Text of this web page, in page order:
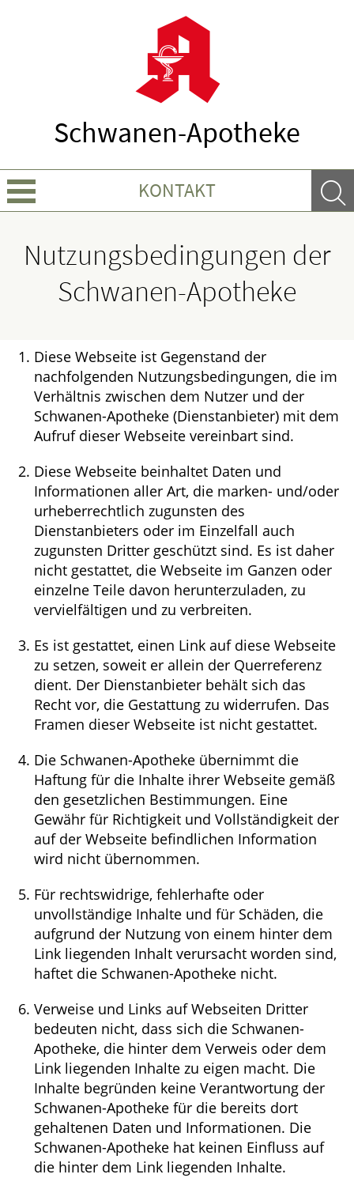
Schwanen-Apotheke
KONTAKT
Krankheiten & Therapie
ELTERN UND KIND
GESUND IM ALTER
Nutzungsbedingungen der
Schwanen-Apotheke
Diese Webseite ist Gegenstand der
nachfolgenden Nutzungsbedingungen, die im
Verhältnis zwischen dem Nutzer und der
Schwanen-Apotheke (Dienstanbieter) mit dem
Aufruf dieser Webseite vereinbart sind.
Diese Webseite beinhaltet Daten und
Informationen aller Art, die marken- und/oder
urheberrechtlich zugunsten des
Dienstanbieters oder im Einzelfall auch
zugunsten Dritter geschützt sind. Es ist daher
nicht gestattet, die Webseite im Ganzen oder
einzelne Teile davon herunterzuladen, zu
vervielfältigen und zu verbreiten.
Es ist gestattet, einen Link auf diese Webseite
zu setzen, soweit er allein der Querreferenz
dient. Der Dienstanbieter behält sich das
Recht vor, die Gestattung zu widerrufen. Das
Framen dieser Webseite ist nicht gestattet.
Die Schwanen-Apotheke übernimmt die
Haftung für die Inhalte ihrer Webseite gemäß
den gesetzlichen Bestimmungen. Eine
Gewähr für Richtigkeit und Vollständigkeit der
auf der Webseite befindlichen Information
wird nicht übernommen.
Für rechtswidrige, fehlerhafte oder
unvollständige Inhalte und für Schäden, die
aufgrund der Nutzung von einem hinter dem
Link liegenden Inhalt verursacht worden sind,
haftet die Schwanen-Apotheke nicht.
Verweise und Links auf Webseiten Dritter
bedeuten nicht, dass sich die Schwanen-
Apotheke, die hinter dem Verweis oder dem
Link liegenden Inhalte zu eigen macht. Die
Inhalte begründen keine Verantwortung der
Schwanen-Apotheke für die bereits dort
gehaltenen Daten und Informationen. Die
Schwanen-Apotheke hat keinen Einfluss auf
die hinter dem Link liegenden Inhalte.